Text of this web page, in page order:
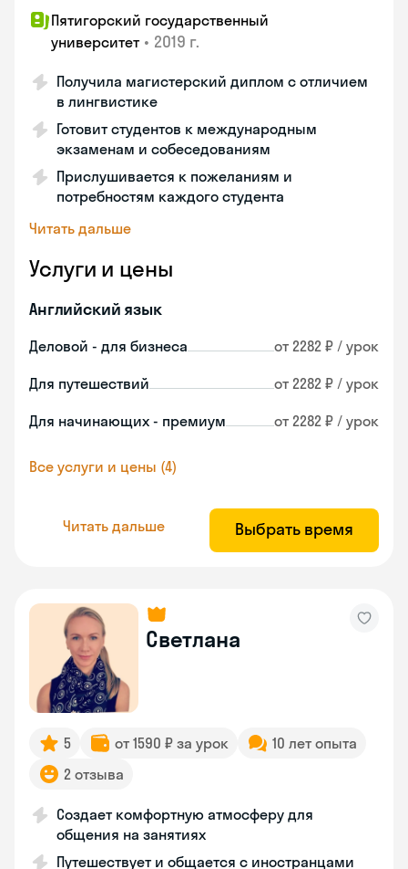
Пятигорский государственный
университет • 2019 г.
Получила магистерский диплом с отличием
в лингвистике
Готовит студентов к международным
экзаменам и собеседованиям
Прислушивается к пожеланиям и
потребностям каждого студента
Читать дальше
Услуги и цены
Английский язык
Деловой - для бизнеса от 2282 ₽ / урок
Для путешествий от 2282 ₽ / урок
Для начинающих - премиум от 2282 ₽ / урок
Все услуги и цены (4)
Читать дальше Выбрать время
Светлана
5 от 1590 ₽ за урок
10 лет опыта
2 отзыва
Создает комфортную атмосферу для
общения на занятиях
Путешествует и общается с иностранцами